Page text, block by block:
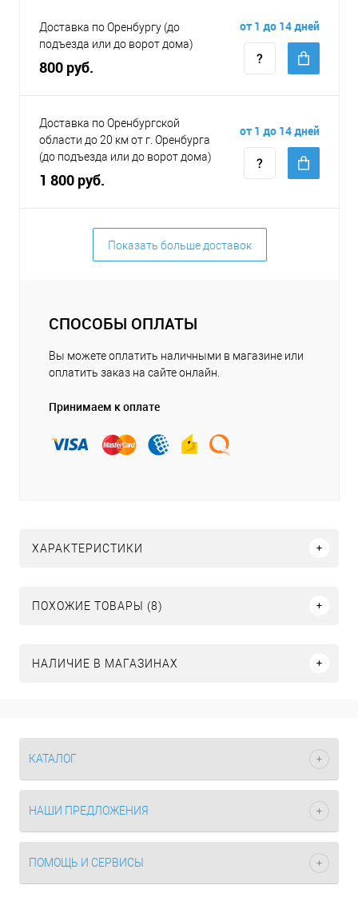
Доставка по Оренбургу (до
подъезда или до ворот дома)
800 руб.
от 1 до 14 дней
Доставка по Оренбургской
области до 20 км от г. Оренбурга
(до подъезда или до ворот дома)
1 800 руб.
от 1 до 14 дней
Показать больше доставок
СПОСОБЫ ОПЛАТЫ
Вы можете оплатить наличными в магазине или
оплатить заказ на сайте онлайн.
Принимаем к оплате
ХАРАКТЕРИСТИКИ
ПОХОЖИЕ ТОВАРЫ (8)
НАЛИЧИЕ В МАГАЗИНАХ
КАТАЛОГ
НАШИ ПРЕДЛОЖЕНИЯ
ПОМОЩЬ И СЕРВИСЫ